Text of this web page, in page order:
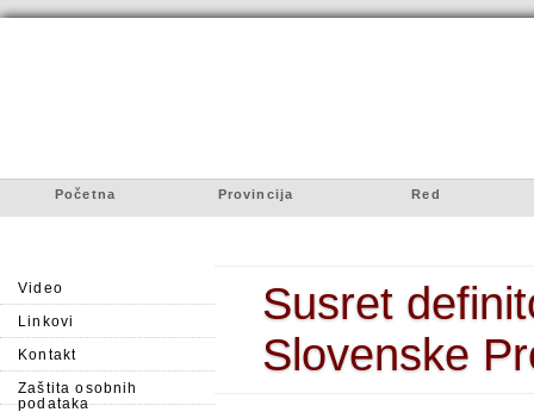
Početna Provincija Red
Video
Linkovi
Kontakt
Zaštita osobnih
podataka
Susret
Slovenske